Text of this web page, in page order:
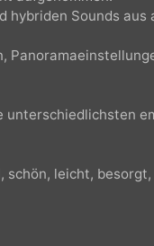
ca. 3:00 - 4:20 min
hybriden Sounds
schön, leicht,